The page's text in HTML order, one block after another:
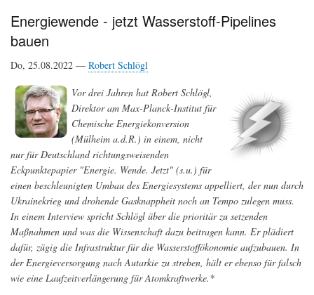
Energiewende - jetzt Wasserstoff-Pipelines
bauen
Do, 25.08.2022 — Robert Schlögl
Vor drei Jahren hat Robert Schlögl,
Direktor am Max-Planck-Institut für
Chemische Energiekonversion
(Mülheim a.d.R.) in einem, nicht
nur für Deutschland richtungsweisenden
Eckpunktepapier "Energie. Wende. Jetzt" (s.u.) für
einen beschleunigten Umbau des Energiesystems appelliert, der nun durch
Ukrainekrieg und drohende Gasknappheit noch an Tempo zulegen muss.
In einem Interview spricht Schlögl über die prioritär zu setzenden
Maßnahmen und was die Wissenschaft dazu beitragen kann. Er plädiert
dafür, zügig die Infrastruktur für die Wasserstoffökonomie aufzubauen. In
der Energieversorgung nach Autarkie zu streben, hält er ebenso für falsch
wie eine Laufzeitverlängerung für Atomkraftwerke.*